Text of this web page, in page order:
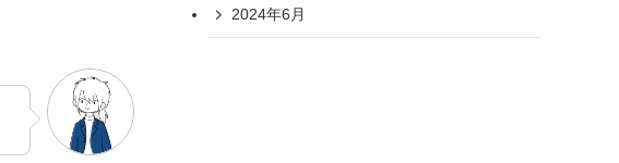
2024年6月